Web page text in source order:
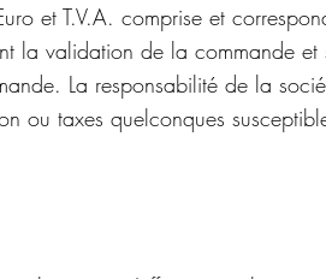
et T.V.A. comprise et
la validation de la commande et
La responsabilité de la
ou taxes quelconques